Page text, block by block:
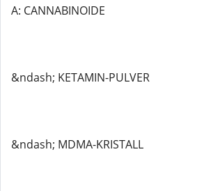
A: CANNABINOIDE
&ndash; KETAMIN-PULVER
&ndash; MDMA-KRISTALL